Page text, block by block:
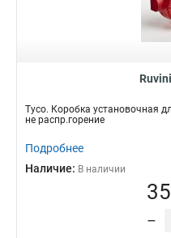
Тусо. Коробка установочная
не распр.горение
Подробнее
Наличие: В наличии
–